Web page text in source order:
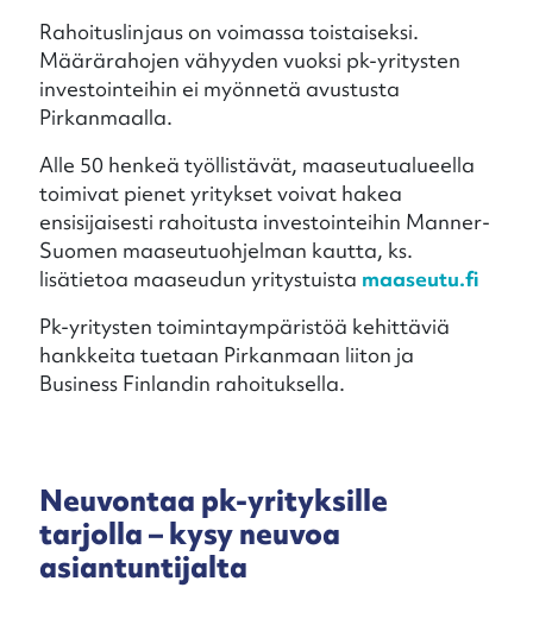
Rahoituslinjaus on voimassa toistaiseksi.
Määrärahojen vähyyden vuoksi pk-yritysten
investointeihin ei myönnetä avustusta
Pirkanmaalla.
Alle 50 henkeä työllistävät, maaseutualueella
toimivat pienet yritykset voivat hakea
ensisijaisesti rahoitusta investointeihin Manner-
Suomen maaseutuohjelman kautta, ks.
lisätietoa maaseudun yritystuista maaseutu.fi
Pk-yritysten toimintaympäristöä kehittäviä
hankkeita tuetaan Pirkanmaan liiton ja
Business Finlandin rahoituksella.
Neuvontaa pk-yrityksille
tarjolla – kysy neuvoa
asiantuntijalta